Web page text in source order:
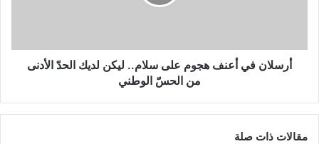
أرسلان في أعنف هجوم على سلام.. ليكن لديك الحدّ الأدنى
من الحسّ الوطني
مقالات ذات صلة